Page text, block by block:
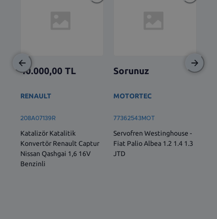
40.000,00 TL
RENAULT
208A07139R
Katalizör Katalitik
Konvertör Renault Captur
Nissan Qashgai 1,6 16V
Benzinli
Sorunuz
MOTORTEC
77362543MOT
Servofren Westinghouse -
Fiat Palio Albea 1.2 1.4 1.3
JTD